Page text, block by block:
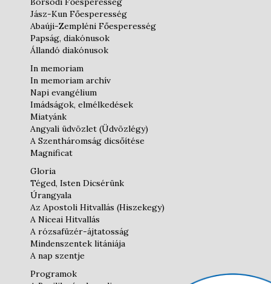
Jász-Kun Főesperesség
Abaúji-Zempléni Főesperesség
Papság, diakónusok
Állandó diakónusok
In memoriam
In memoriam archív
Napi evangélium
Imádságok, elmélkedések
Miatyánk
Angyali üdvözlet (Üdvözlégy)
A Szentháromság dicsőítése
Magnificat
Gloria
Téged, Isten Dicsérünk
Úrangyala
Az Apostoli Hitvallás (Hiszekegy)
A Niceai Hitvallás
A rózsafüzér-ájtatosság
Mindenszentek litániája
A nap szentje
Programok